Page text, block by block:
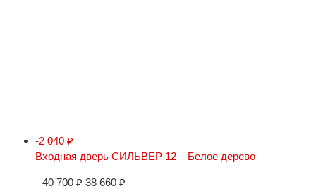
-2 040 ₽
Входная дверь СИЛЬВЕР 12 – Белое дерево
40 700₽ 38 660 ₽